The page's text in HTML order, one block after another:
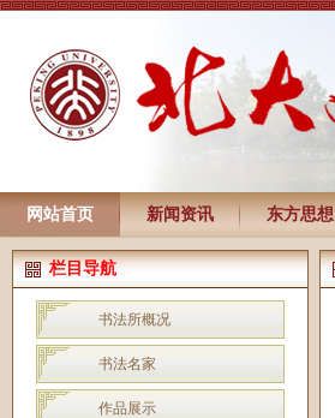
网站首页 新闻资讯 东方思想
栏目导航
书法所概况
书法名家
作品展示